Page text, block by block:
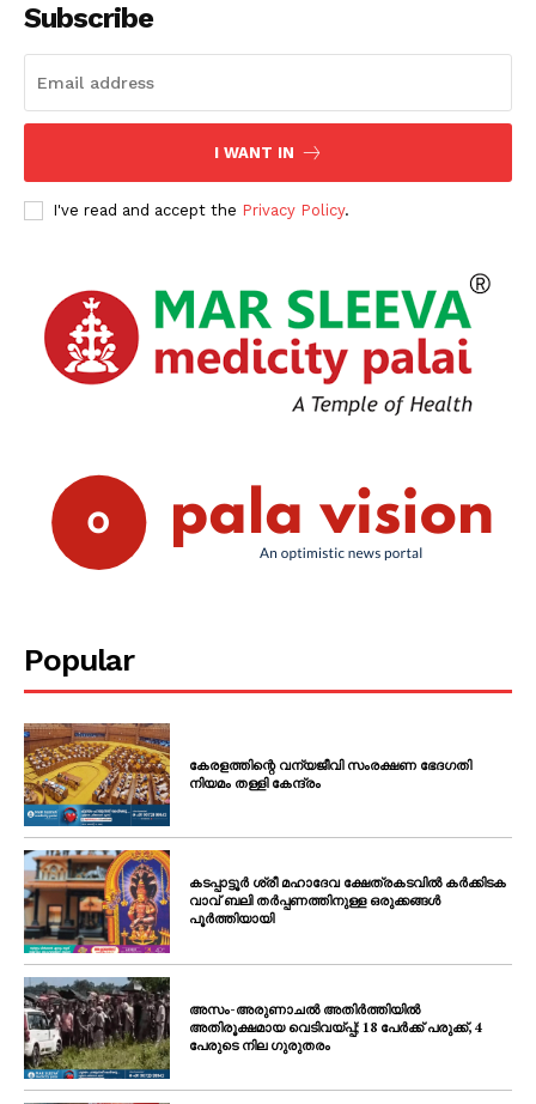
Subscribe
I WANT IN
I've read and accept the Privacy Policy.
Popular
കേരളത്തിന്റെ വന്യജീവി സംരക്ഷണ ഭേദഗതി
നിയമം തള്ളി കേന്ദ്രം
കടപ്പാട്ടൂർ ശ്രീ മഹാദേവ ക്ഷേത്രകടവിൽ കർക്കിടക
വാവ് ബലി തർപ്പണത്തിനുള്ള ഒരുക്കങ്ങൾ
പൂർത്തിയായി
അസം-അരുണാചൽ അതിർത്തിയിൽ
അതിരൂക്ഷമായ വെടിവയ്പ്പ്; 18 പേർക്ക് പരുക്ക്, 4
പേരുടെ നില ഗുരുതരം